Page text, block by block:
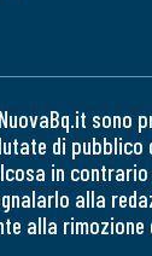
sono
di pubblico
in
alla
alla rimozione